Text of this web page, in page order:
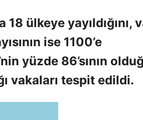
18 ülkeye yayıldığını,
ise 1100’e
yüzde 86’sının
vakaları tespit edildi.